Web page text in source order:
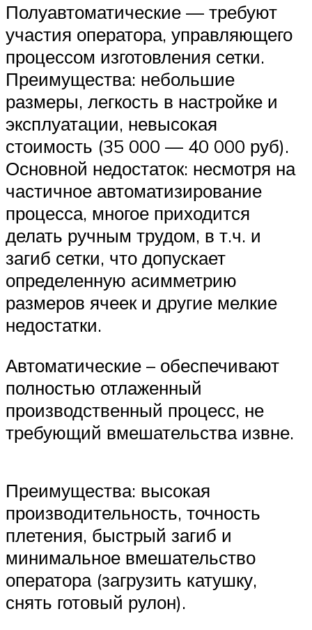
Полуавтоматические — требуют
участия оператора, управляющего
процессом изготовления сетки.
Преимущества: небольшие
размеры, легкость в настройке и
эксплуатации, невысокая
стоимость (35 000 — 40 000 руб).
Основной недостаток: несмотря на
частичное автоматизирование
процесса, многое приходится
делать ручным трудом, в т.ч. и
загиб сетки, что допускает
определенную асимметрию
размеров ячеек и другие мелкие
недостатки.
Автоматические – обеспечивают
полностью отлаженный
производственный процесс, не
требующий вмешательства извне.
Преимущества: высокая
производительность, точность
плетения, быстрый загиб и
минимальное вмешательство
оператора (загрузить катушку,
снять готовый рулон).